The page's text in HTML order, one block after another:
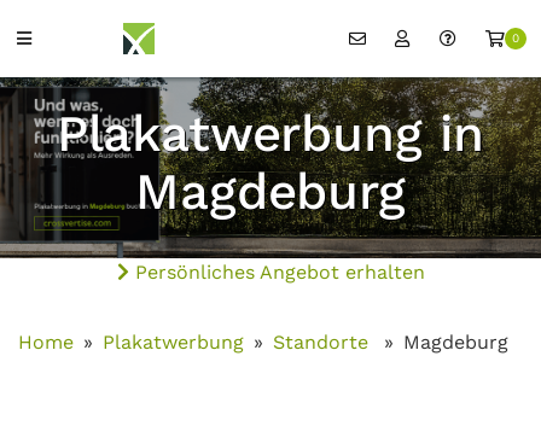
0
Plakatwerbung in
Magdeburg
Persönliches Angebot erhalten
Home Plakatwerbung Standorte Magdeburg